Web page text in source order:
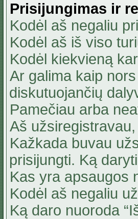
Prisijungimas ir
Kodėl aš negaliu
Kodėl aš iš viso
Kodėl kiekvieną
Ar galima kaip
diskutuojančių
Pamečiau arba
Aš
Kažkada buvau
prisijungti. Ką
Kas yra apsaugos
Kodėl aš negaliu
Ką daro nuoroda